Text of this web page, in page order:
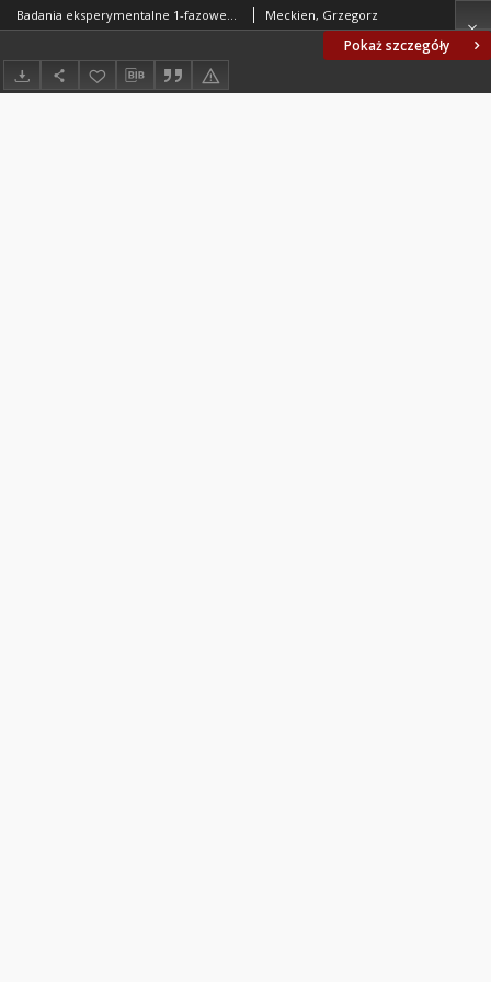
Pokaż szczegóły
Badania eksperymentalne 1-fazowego, beztransformatorowego kondycjonera energii elektrycznej Meckien, Grzegorz